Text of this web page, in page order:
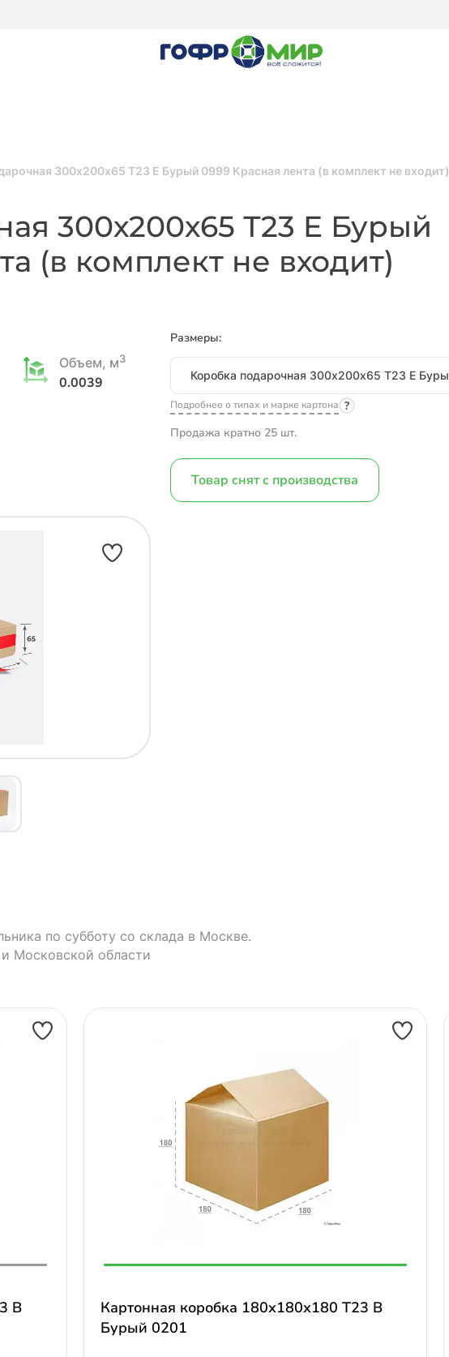
300х200х65 Т23 E Бурый 0999 Красная лента (в комплект не входит)
300х200х65 Т23 E Бурый
(в комплект не входит)
Объем, м3
0.0039
Размеры:
Размеры
Подробнее о типах и марке картона
Продажа кратно 25 шт.
Товар снят с производства
по субботу со склада в Москве.
Московской области
B
Картонная коробка 180х180х180 Т23 В
Бурый 0201